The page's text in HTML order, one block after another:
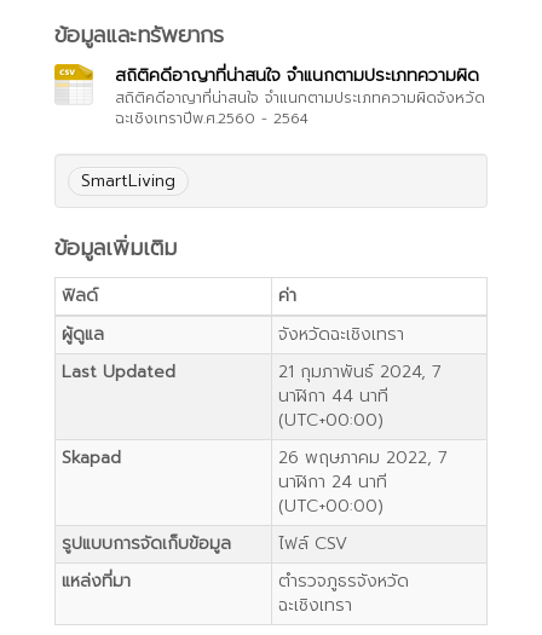
ข้อมูลและทรัพยากร
สถิติคดีอาญาที่น่าสนใจ จำแนกตามประเภทความผิด
สถิติคดีอาญาที่น่าสนใจ จำแนกตามประเภทความผิดจังหวัด
ฉะเชิงเทราปีพ.ศ.2560 - 2564
SmartLiving
ข้อมูลเพิ่มเติม
ฟิลด์
ค่า
ผู้ดูแล
จังหวัดฉะเชิงเทรา
Last Updated
21 กุมภาพันธ์ 2024, 7
นาฬิกา 44 นาที
(UTC+00:00)
Skapad
26 พฤษภาคม 2022, 7
นาฬิกา 24 นาที
(UTC+00:00)
รูปแบบการจัดเก็บข้อมูล
ไฟล์ CSV
แหล่งที่มา
ตำรวจภูธรจังหวัด
ฉะเชิงเทรา